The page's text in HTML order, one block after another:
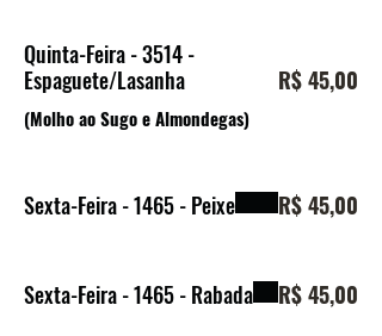
Quinta-Feira - 3514 -
Espaguete/Lasanha
(Molho ao Sugo e Almondegas)
R$ 45,00
Sexta-Feira - 1465 - Peixe R$ 45,00
Sexta-Feira - 1465 - Rabada R$ 45,00